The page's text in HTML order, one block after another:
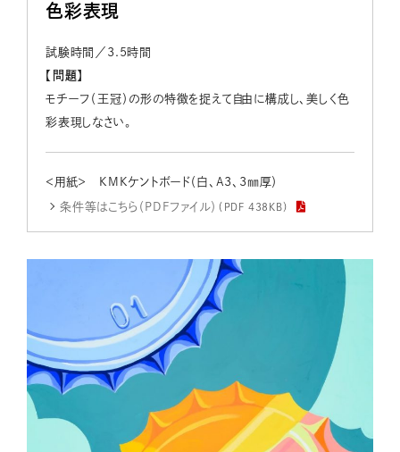
色彩表現
試験時間／3.5時間
【問題】
モチーフ（王冠）の形の特徴を捉えて自由に構成し、美しく色
彩表現しなさい。
＜用紙＞ KMKケントボード（白、A3、3㎜厚）
条件等はこちら（PDFファイル） （PDF 438KB）